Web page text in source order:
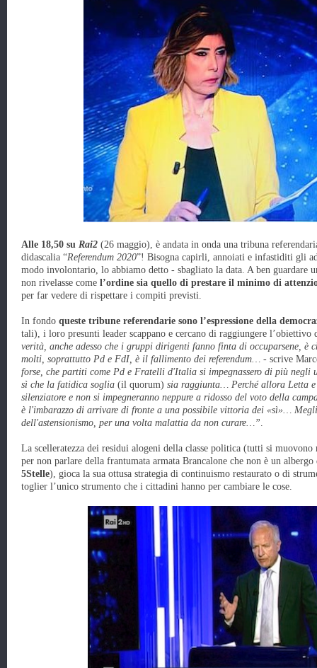
Alle 18,50 su Rai2 (26 maggio), è andata in onda una tribuna
didascalia “Referendum 2020”! Bisogna capirli, annoiati e infastiditi gli
modo involontario, lo abbiamo detto - sbagliato la data. A ben guardare
non rivelasse come l’ordine sia quello di prestare il minimo di
per far vedere di rispettare i compiti previsti.
In fondo queste tribune referendarie sono l’espressione della
tali), i loro presunti leader scappano e cercano di raggiungere
verità, anche adesso che i gruppi dirigenti fanno finta di occuparsene, è
molti, soprattutto Pd e FdI, è il fallimento dei referendum… - scrive
forse, che partiti come Pd e Fratelli d'Italia si impegnassero di più
sì che la fatidica soglia (il quorum) sia raggiunta… Perché allora Letta
silenziatore e non si impegneranno neppure a ridosso del voto della
è l'imbarazzo di arrivare di fronte a una possibile vittoria dei «sì»…
dell'astensionismo, per una volta malattia da non curare…”.
La scelleratezza dei residui alogeni della classe politica (tutti si
per non parlare della frantumata armata Brancalone che non è un
5Stelle), gioca la sua ottusa strategia di continuismo restaurato o di
toglier l’unico strumento che i cittadini hanno per cambiare le cose.